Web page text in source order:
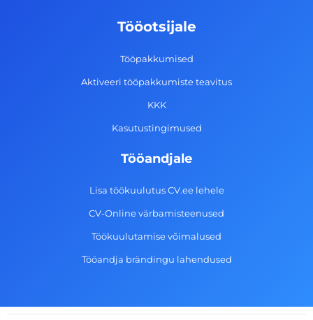
-
g
a
m
d
n
Tööotsijale
Tööpakkumised
Aktiveeri tööpakkumiste teavitus
KKK
Kasutustingimused
Tööandjale
Lisa töökuulutus CV.ee lehele
CV-Online värbamisteenused
Töökuulutamise võimalused
Tööandja brändingu lahendused